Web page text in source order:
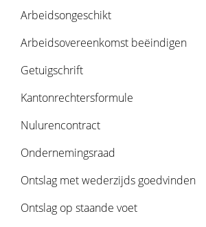
Arbeidsongeschikt
Arbeidsovereenkomst beëindigen
Getuigschrift
Kantonrechtersformule
Nulurencontract
Ondernemingsraad
Ontslag met wederzijds goedvinden
Ontslag op staande voet